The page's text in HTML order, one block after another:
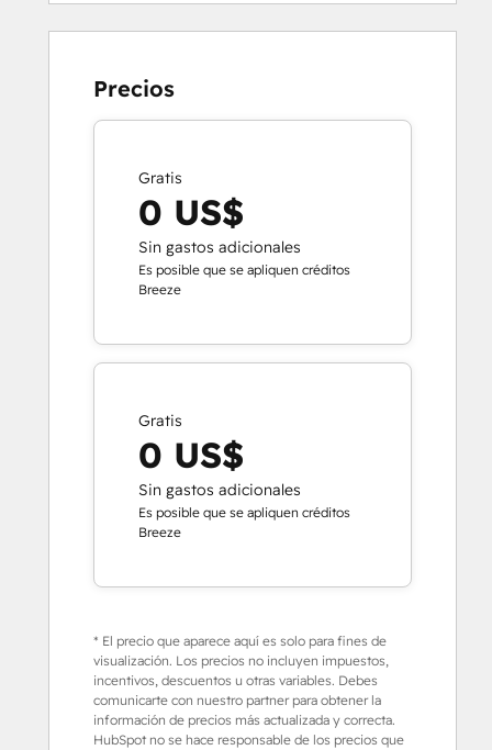
Precios
Gratis
0 US$
Sin gastos adicionales
Es posible que se apliquen créditos
Breeze
Gratis
0 US$
Sin gastos adicionales
Es posible que se apliquen créditos
Breeze
* El precio que aparece aquí es solo para fines de
visualización. Los precios no incluyen impuestos,
incentivos, descuentos u otras variables. Debes
comunicarte con nuestro partner para obtener la
información de precios más actualizada y correcta.
HubSpot no se hace responsable de los precios que